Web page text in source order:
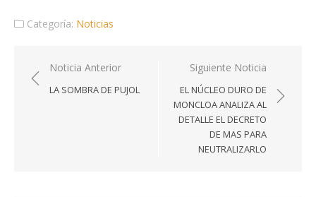
Categoría: Noticias
Navegación
de
Noticia Anterior
LA SOMBRA DE PUJOL
Siguiente Noticia
EL NÚCLEO DURO DE
MONCLOA ANALIZA AL
DETALLE EL DECRETO
DE MAS PARA
NEUTRALIZARLO